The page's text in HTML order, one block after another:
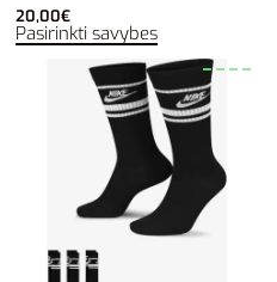
20,00€
Pasirinkti savybes